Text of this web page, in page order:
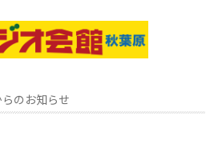
のお知らせ